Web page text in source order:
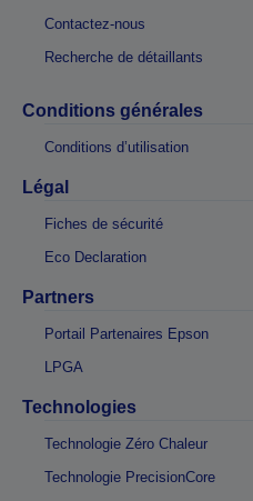
Contactez-nous
Recherche de détaillants
Conditions générales
Conditions d’utilisation
Légal
Fiches de sécurité
Eco Declaration
Partners
Portail Partenaires Epson
LPGA
Technologies
Technologie Zéro Chaleur
Technologie PrecisionCore